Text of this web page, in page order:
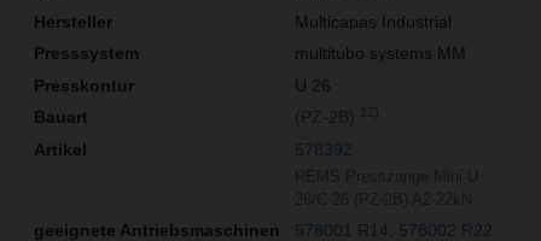
Multicapas Industrial
multitubo systems MM
U 26
(PZ-2B)
12)
578392
578001 R14
578002 R22